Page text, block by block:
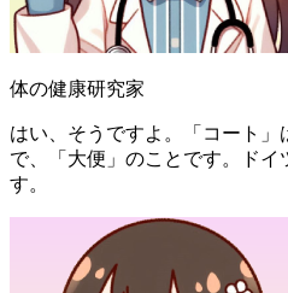
体の健康研究家
はい、そうですよ。「コート
で、「大便」のことです。ドイ
す。